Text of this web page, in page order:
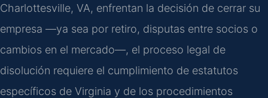
Charlottesville, VA, enfrentan la decisión de cerrar su
empresa —ya sea por retiro, disputas entre socios o
cambios en el mercado—, el proceso legal de
disolución requiere el cumplimiento de estatutos
específicos de Virginia y de los procedimientos